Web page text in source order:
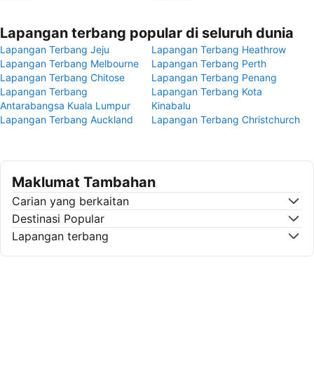
Lapangan terbang popular di seluruh dunia
Lapangan Terbang Jeju
Lapangan Terbang Heathrow
Lapangan Terbang Melbourne
Lapangan Terbang Perth
Lapangan Terbang Chitose
Lapangan Terbang Penang
Lapangan Terbang
Antarabangsa Kuala Lumpur
Lapangan Terbang Kota
Kinabalu
Lapangan Terbang Auckland
Lapangan Terbang Christchurch
Maklumat Tambahan
Carian yang berkaitan
Destinasi Popular
Lapangan terbang